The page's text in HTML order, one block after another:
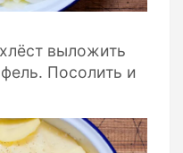
выложить
Посолить и